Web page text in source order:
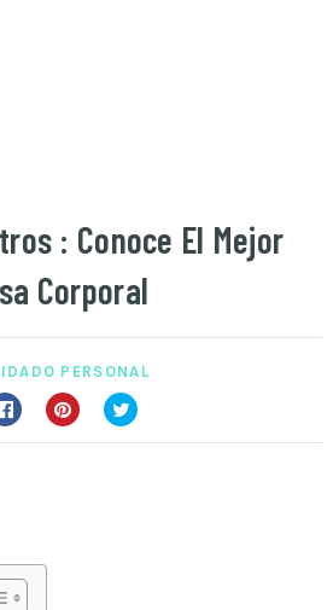
: Conoce El Mejor
Corporal
PERSONAL